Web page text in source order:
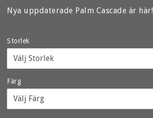
Lägg till i favoritlistan
Nya uppdaterade Palm Cascade är här!
Storlek
Färg